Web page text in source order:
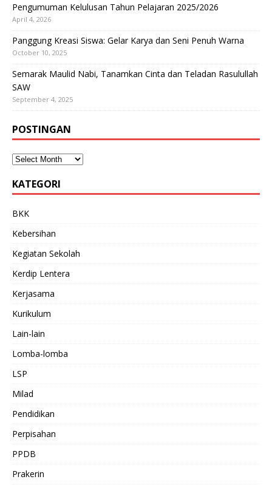
Pengumuman Kelulusan Tahun Pelajaran 2025/2026
April 4, 2026
Panggung Kreasi Siswa: Gelar Karya dan Seni Penuh Warna
October 10, 2025
Semarak Maulid Nabi, Tanamkan Cinta dan Teladan Rasulullah
SAW
September 4, 2025
POSTINGAN
KATEGORI
BKK
Kebersihan
Kegiatan Sekolah
Kerdip Lentera
Kerjasama
Kurikulum
Lain-lain
Lomba-lomba
LSP
Milad
Pendidikan
Perpisahan
PPDB
Prakerin